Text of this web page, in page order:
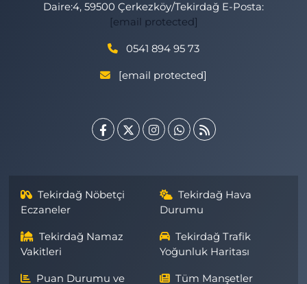
Daire:4, 59500 Çerkezköy/Tekirdağ E-Posta:
[email protected]
0541 894 95 73
[email protected]
Tekirdağ Nöbetçi
Eczaneler
Tekirdağ Hava
Durumu
Tekirdağ Namaz
Vakitleri
Tekirdağ Trafik
Yoğunluk Haritası
Puan Durumu ve Tüm Manşetler